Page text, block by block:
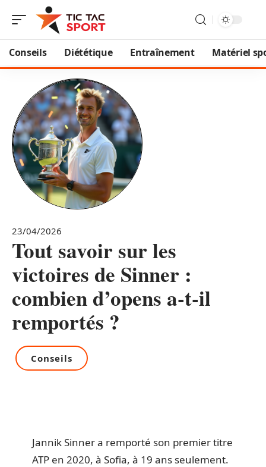
Conseils Diététique Entraînement Matériel
23/04/2026
Tout savoir sur les
victoires de Sinner :
combien d’opens a-t-il
remportés ?
Conseils
Jannik Sinner a remporté son premier titre
ATP en 2020, à Sofia, à 19 ans seulement.